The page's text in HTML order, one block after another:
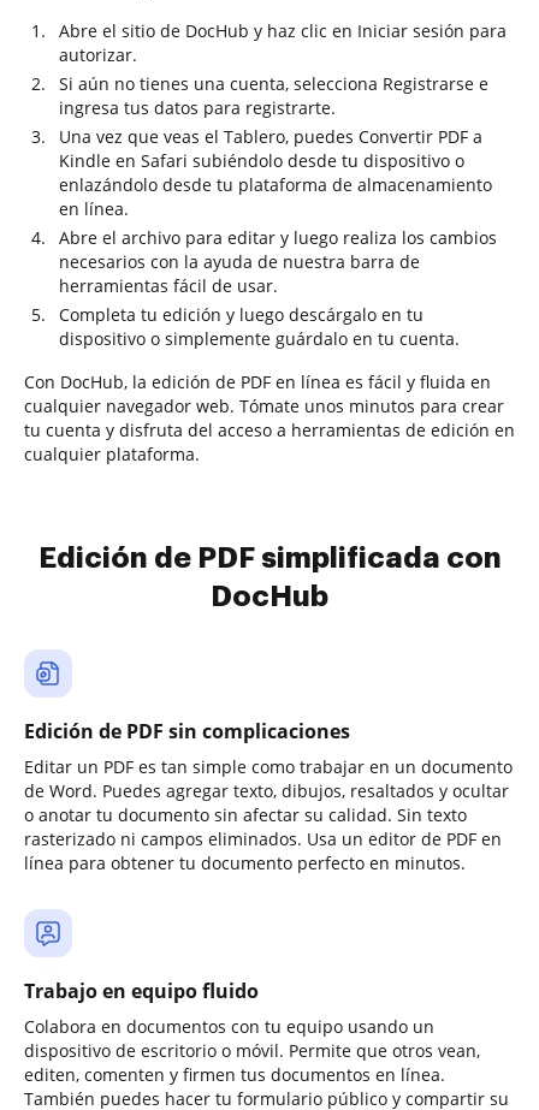
Abre el sitio de DocHub y haz clic en Iniciar sesión para
autorizar.
Si aún no tienes una cuenta, selecciona Registrarse e
ingresa tus datos para registrarte.
Una vez que veas el Tablero, puedes Convertir PDF a
Kindle en Safari subiéndolo desde tu dispositivo o
enlazándolo desde tu plataforma de almacenamiento
en línea.
Abre el archivo para editar y luego realiza los cambios
necesarios con la ayuda de nuestra barra de
herramientas fácil de usar.
Completa tu edición y luego descárgalo en tu
dispositivo o simplemente guárdalo en tu cuenta.
Con DocHub, la edición de PDF en línea es fácil y fluida en
cualquier navegador web. Tómate unos minutos para crear
tu cuenta y disfruta del acceso a herramientas de edición en
cualquier plataforma.
Edición de PDF simplificada con
DocHub
Edición de PDF sin complicaciones
Editar un PDF es tan simple como trabajar en un documento
de Word. Puedes agregar texto, dibujos, resaltados y ocultar
o anotar tu documento sin afectar su calidad. Sin texto
rasterizado ni campos eliminados. Usa un editor de PDF en
línea para obtener tu documento perfecto en minutos.
Trabajo en equipo fluido
Colabora en documentos con tu equipo usando un
dispositivo de escritorio o móvil. Permite que otros vean,
editen, comenten y firmen tus documentos en línea.
También puedes hacer tu formulario público y compartir su